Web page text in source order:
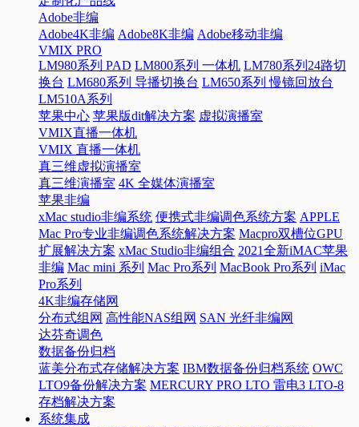
Adobe非编
Adobe4K非编 Adobe8K非编 Adobe移动非编
VMIX PRO
LM980系列 PAD LM800系列 一体机 LM780系列24路切
换台 LM680系列 导播切换台 LM650系列 慢镜回放台
LM510A系列
苹果中心 苹果版dit解决方案 虚拟演播室
VMIX直播一体机
VMIX 直播一体机
真三维虚拟演播室
真三维演播室 4K 全媒体演播室
苹果非编
xMac studio非编系统 便携式非编调色系统方案 APPLE
Mac Pro专业非编调色系统解决方案 Macpro双槽位GPU
扩展解决方案 xMac Studio非编组合 2021全新iMAC苹果
非编 Mac mini 系列 Mac Pro系列 MacBook Pro系列 iMac
Pro系列
4K非编存储网
分布式组网 高性能NAS组网 SAN 光纤非编网
达芬奇调色
数据备份归档
蓝美分布式存储解决方案 IBM数据备份归档系统 OWC
LTO9备份解决方案 MERCURY PRO LTO 雷电3 LTO-8
存档解决方案
系统集成